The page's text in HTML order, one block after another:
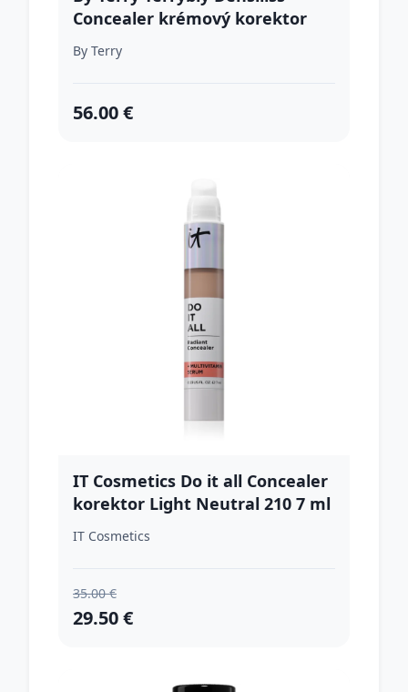
Concealer krémový korektor
odtieň N°2 - Vanilla Beige 7 ml
By Terry
56.00 €
IT Cosmetics Do it all Concealer
korektor Light Neutral 210 7 ml
IT Cosmetics
35.00 €
29.50 €